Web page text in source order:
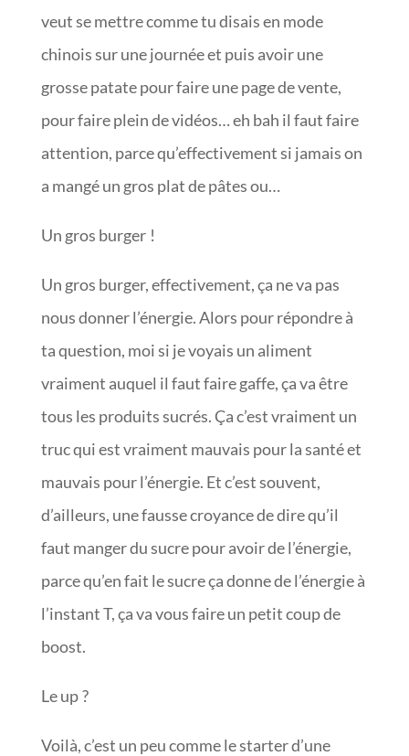
veut se mettre comme tu disais en mode
chinois sur une journée et puis avoir une
grosse patate pour faire une page de vente,
pour faire plein de vidéos… eh bah il faut faire
attention, parce qu’effectivement si jamais on
a mangé un gros plat de pâtes ou…
Un gros burger !
Un gros burger, effectivement, ça ne va pas
nous donner l’énergie. Alors pour répondre à
ta question, moi si je voyais un aliment
vraiment auquel il faut faire gaffe, ça va être
tous les produits sucrés. Ça c’est vraiment un
truc qui est vraiment mauvais pour la santé et
mauvais pour l’énergie. Et c’est souvent,
d’ailleurs, une fausse croyance de dire qu’il
faut manger du sucre pour avoir de l’énergie,
parce qu’en fait le sucre ça donne de l’énergie à
l’instant T, ça va vous faire un petit coup de
boost.
Le up ?
Voilà, c’est un peu comme le starter d’une